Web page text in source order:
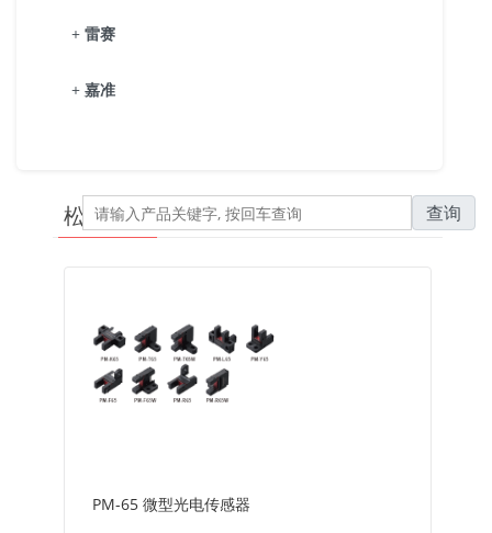
+ 雷赛
+ 嘉准
松下 - 全类 查询
PM-65 微型光电传感器